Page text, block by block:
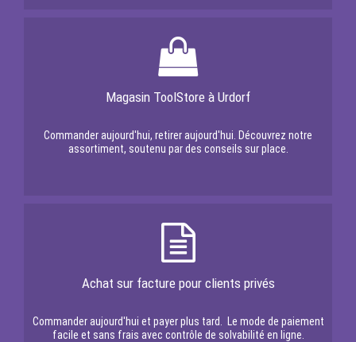
Magasin ToolStore à Urdorf
Commander aujourd'hui, retirer aujourd'hui. Découvrez notre
assortiment, soutenu par des conseils sur place.
Achat sur facture pour clients privés
Commander aujourd'hui et payer plus tard. Le mode de paiement
facile et sans frais avec contrôle de solvabilité en ligne.